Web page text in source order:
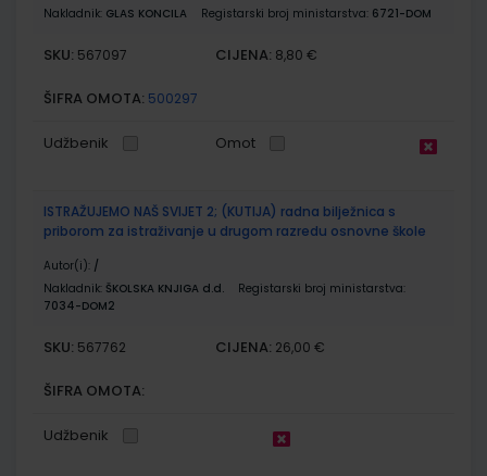
Nakladnik: GLAS KONCILA Registarski broj ministarstva: 6721-DOM
SKU: 567097 CIJENA: 8,80 €
ŠIFRA OMOTA: 500297
Udžbenik Omot
ISTRAŽUJEMO NAŠ SVIJET 2; (KUTIJA) radna bilježnica s
priborom za istraživanje u drugom razredu osnovne škole
Autor(i): /
Nakladnik: ŠKOLSKA KNJIGA d.d.
Registarski broj ministarstva:
7034-DOM2
SKU: 567762 CIJENA: 26,00 €
ŠIFRA OMOTA:
Udžbenik